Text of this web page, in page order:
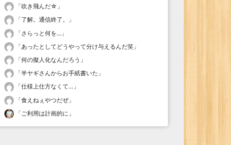
「吹き飛んだ☆ 」
「了解。通信終了。
」
「さらっと何を... 」
「あったとしてどうやって分け与えるんだ笑 」
「何の擬人化なんだろう 」
「半ヤギさんからお手紙書いた 」
「仕様上仕方なくて… 」
「食えねぇやつだぜ」
「 ご利用は計画的に 」